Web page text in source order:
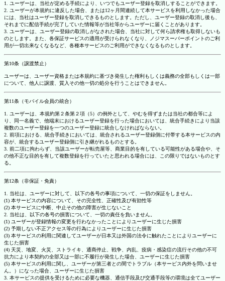
1. ユーザーは、当社が定める手続により、いつでもユーザー登録を取消しすることができます。
2. ユーザーが本規約に違反した場合、または12ヶ月間連続して本サービスを利用しなかった場合
には、当社はユーザー登録を取消しできるものとします。ただし、ユーザー登録の取消し後も、
それまでに配信手続が完了していた情報等が当社等からユーザーに届くことがあります。
3. ユーザーは、ユーザー登録の取消しがなされた場合、当社に対して何ら請求権も取得しないも
のとします。また、各保証サービスの適用が受けられなくなり、ノジマスーパーポイントのご利
用が一切出来なくなるなど、各種本サービスのご利用ができなくなるものとします。
第10条（譲渡禁止）
ユーザーは、ユーザー資格または本規約に基づき発生した権利もしくは義務の全部もしくは一部
について、他人に譲渡、質入その他一切の処分を行うことはできません。
第11条（モバイル会員の統合）
1. ユーザーは、本規約第２条第２項（5）の例外として、やむを得ずまたは当社の都合等によ
り、同一名義で、他端末におけるユーザー登録を行った場合においては、統合手続きにより当該
複数のユーザー登録を一つのユーザー登録に統合しなければならない。
2. 前項における、統合手続きにおいては、統合されるユーザー登録側に付帯する本サービスの内
容が、統合するユーザー登録側に引き継がれるものとする。
3. 前二項に拘わらず、当該ユーザーが転売屋等、商業目的を有している可能性がある場合や、そ
の他不正な目的を有して複数登録を行っていたと思われる場合には、この限りではないものとす
る。
第12条（非保証・免責）
1. 当社は、ユーザーに対して、以下の各号の事項について、一切の保証をしません。
(1) 本サービスの内容について、その完全性、正確性及び有効性等
(2) 本サービスに中断、中止その他の障害が生じないこと
2. 当社は、以下の各号の損害について、一切の責任を負いません。
(1) ユーザーが登録情報の変更を行わなかったことによりユーザーに生じた損害
(2) 予期しない不正アクセス等の行為によりユーザーに生じた損害
(3) 本サービスの利用に関連してユーザーが日本又は外国の法令に触れたことによりユーザーに
生じた損害
(4) 天災、地変、火災、ストライキ、通商停止、戦争、内乱、疫病・感染症の流行その他の不可
抗力により本契約の全部又は一部に不履行が発生した場合、ユーザーに生じた損害
(5) 本サービスの利用に関し、ユーザーが第三者との間でトラブル（本サービス内外を問いませ
ん。）になった場合、ユーザーに生じた損害
3. 本サービスの提供を受けるために必要な機器、通信手段及び交通手段等の環境は全てユーザー